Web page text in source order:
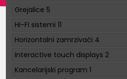
Grejalice 5
Hi-FI sistemi 11
Horizontalni zamrzivači 4
Interactive touch displays 2
Kancelarijski program 1